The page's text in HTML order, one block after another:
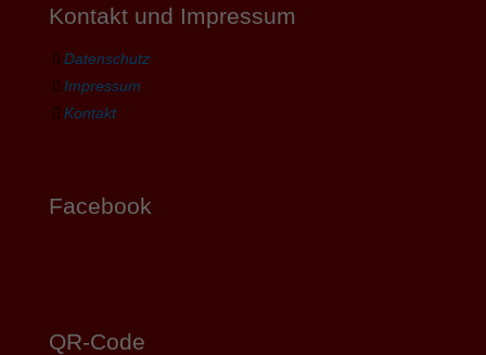
Kontakt und Impressum
Datenschutz
Impressum
Kontakt
Facebook
QR-Code